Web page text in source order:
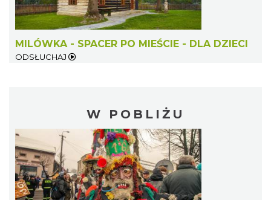
MILÓWKA - SPACER PO MIEŚCIE - DLA DZIECI
ODSŁUCHAJ
W POBLIŻU